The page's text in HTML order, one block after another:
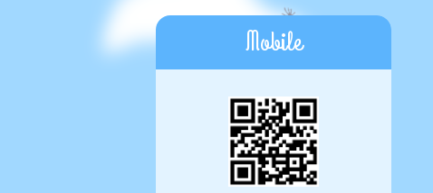
Mobile